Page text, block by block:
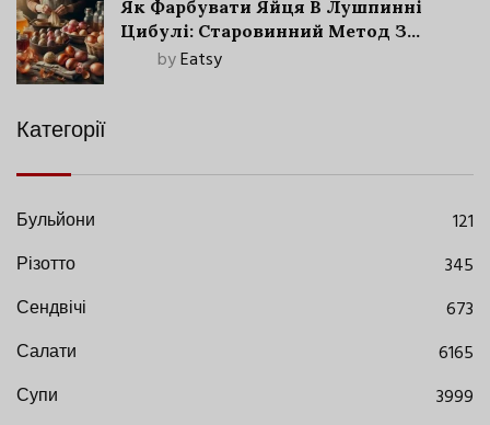
Як Фарбувати Яйця В Лушпинні
Цибулі: Старовинний Метод З
Сучасними Нюансами
byEatsy
Категорії
Бульйони
121
Різотто
345
Сендвічі
673
Салати
6165
Супи
3999